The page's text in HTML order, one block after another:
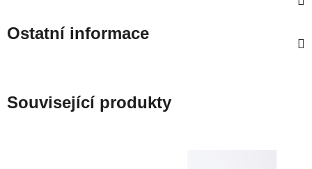
Ostatní informace
Související produkty